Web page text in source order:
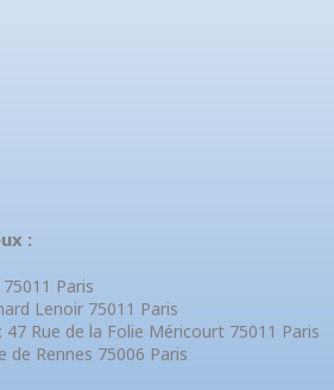
:
Paris
Lenoir 75011 Paris
47 Rue de la Folie Méricourt 75011 Paris
de Rennes 75006 Paris